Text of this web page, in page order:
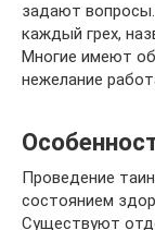
задают
каждый грех,
Многие имеют
нежелание
Проведение
состоянием
Существуют